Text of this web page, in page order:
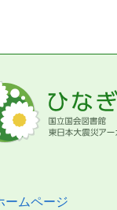
ームページ